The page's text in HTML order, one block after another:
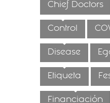
Chief Doctors
Control
Disease
Etiqueta
Financiación